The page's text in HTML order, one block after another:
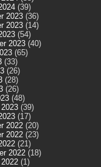
(39)
2023 (36)
2023 (14)
(54)
2023 (40)
(65)
(33)
(26)
(28)
(26)
(48)
(39)
(17)
2022 (20)
2022 (23)
(21)
2022 (18)
(1)